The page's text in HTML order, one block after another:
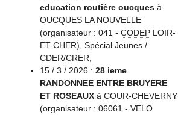
education routière oucquesà
OUCQUES LA NOUVELLE
(organisateur : 041 - CODEPLOIR-
ET-CHER), Spécial Jeunes /
CDER/CRER
15 / 3 / 2026 : 28 ieme
RANDONNEE ENTRE BRUYERE
ET ROSEAUXà COUR-CHEVERNY
(organisateur : 06061 - VELO